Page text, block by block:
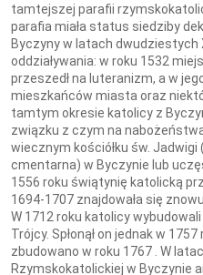
tamtejszej parafii
parafia miała status siedziby
Byczyny w latach dwudziestych
oddziaływania: w roku 1532
przeszedł na luteranizm, a w
mieszkańców miasta oraz
tamtym okresie katolicy z
związku z czym na
wiecznym kościółku św.
cmentarna) w Byczynie lub
1556 roku świątynię katolicką
1694-1707 znajdowała się
W 1712 roku katolicy wybudowali
Trójcy. Spłonął on jednak w
zbudowano w roku 1767 . W
Rzymskokatolickiej w Byczynie